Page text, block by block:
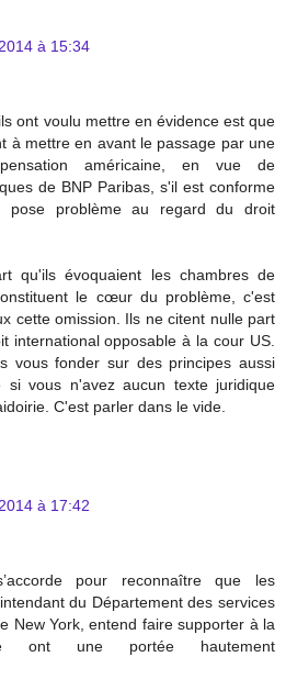
à 15:34
ont voulu mettre en évidence est que
à mettre en avant le passage par une
américaine, en vue de
de BNP Paribas, s'il est conforme
pose problème au regard du droit
qu'ils évoquaient les chambres de
le cœur du problème, c'est
cette omission. Ils ne citent nulle part
international opposable à la cour US.
vous fonder sur des principes aussi
si vous n'avez aucun texte juridique
C'est parler dans le vide.
à 17:42
pour reconnaître que les
du Département des services
New York, entend faire supporter à la
ont une portée hautement